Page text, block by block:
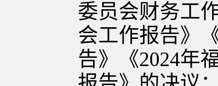
委员会财务工
会工作报告》
告》《2024年